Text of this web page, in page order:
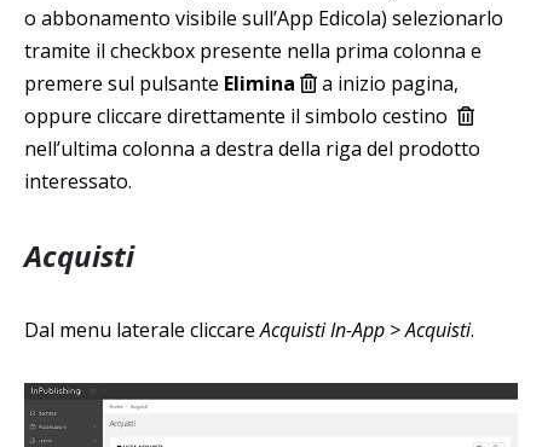
o abbonamento visibile sull’App Edicola) selezionarlo
tramite il checkbox presente nella prima colonna e
premere sul pulsante Elimina
a inizio pagina,
oppure cliccare direttamente il simbolo cestino
nell’ultima colonna a destra della riga del prodotto
interessato.
Acquisti
Dal menu laterale cliccareAcquisti In-App > Acquisti.